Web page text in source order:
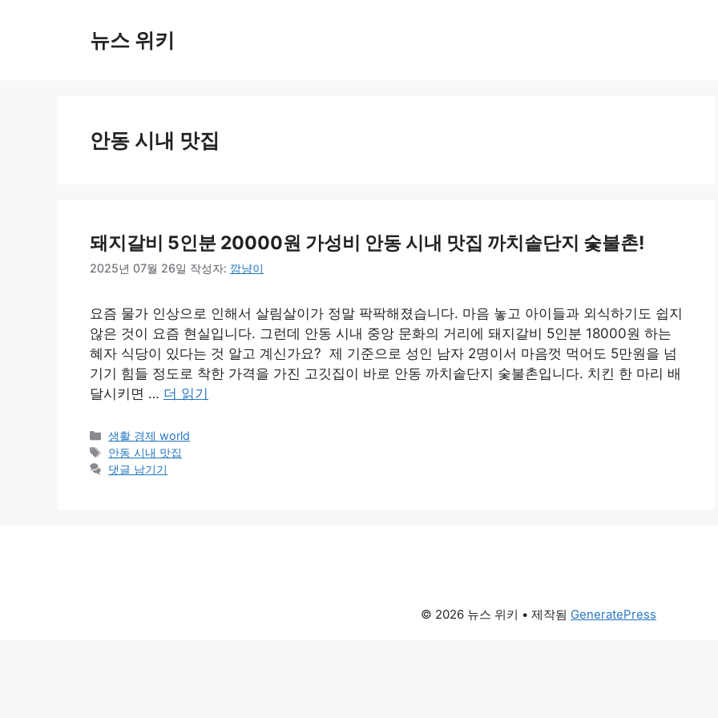
뉴스 위키
안동 시내 맛집
돼지갈비 5인분 20000원 가성비 안동 시내 맛집 까치솥단지 숯불촌!
2025년 07월 26일 작성자: 깜냥이
요즘 물가 인상으로 인해서 살림살이가 정말 팍팍해졌습니다. 마음 놓고 아이들과 외식하기도 쉽지
않은 것이 요즘 현실입니다. 그런데 안동 시내 중앙 문화의 거리에 돼지갈비 5인분 18000원 하는
혜자 식당이 있다는 것 알고 계신가요? 제 기준으로 성인 남자 2명이서 마음껏 먹어도 5만원을 넘
기기 힘들 정도로 착한 가격을 가진 고깃집이 바로 안동 까치솥단지 숯불촌입니다. 치킨 한 마리 배
달시키면 … 더 읽기
카
테
고
생활 경제 world
태
그
안동 시내 맛집
댓글 남기기
© 2026 뉴스 위키 • 제작됨 GeneratePress